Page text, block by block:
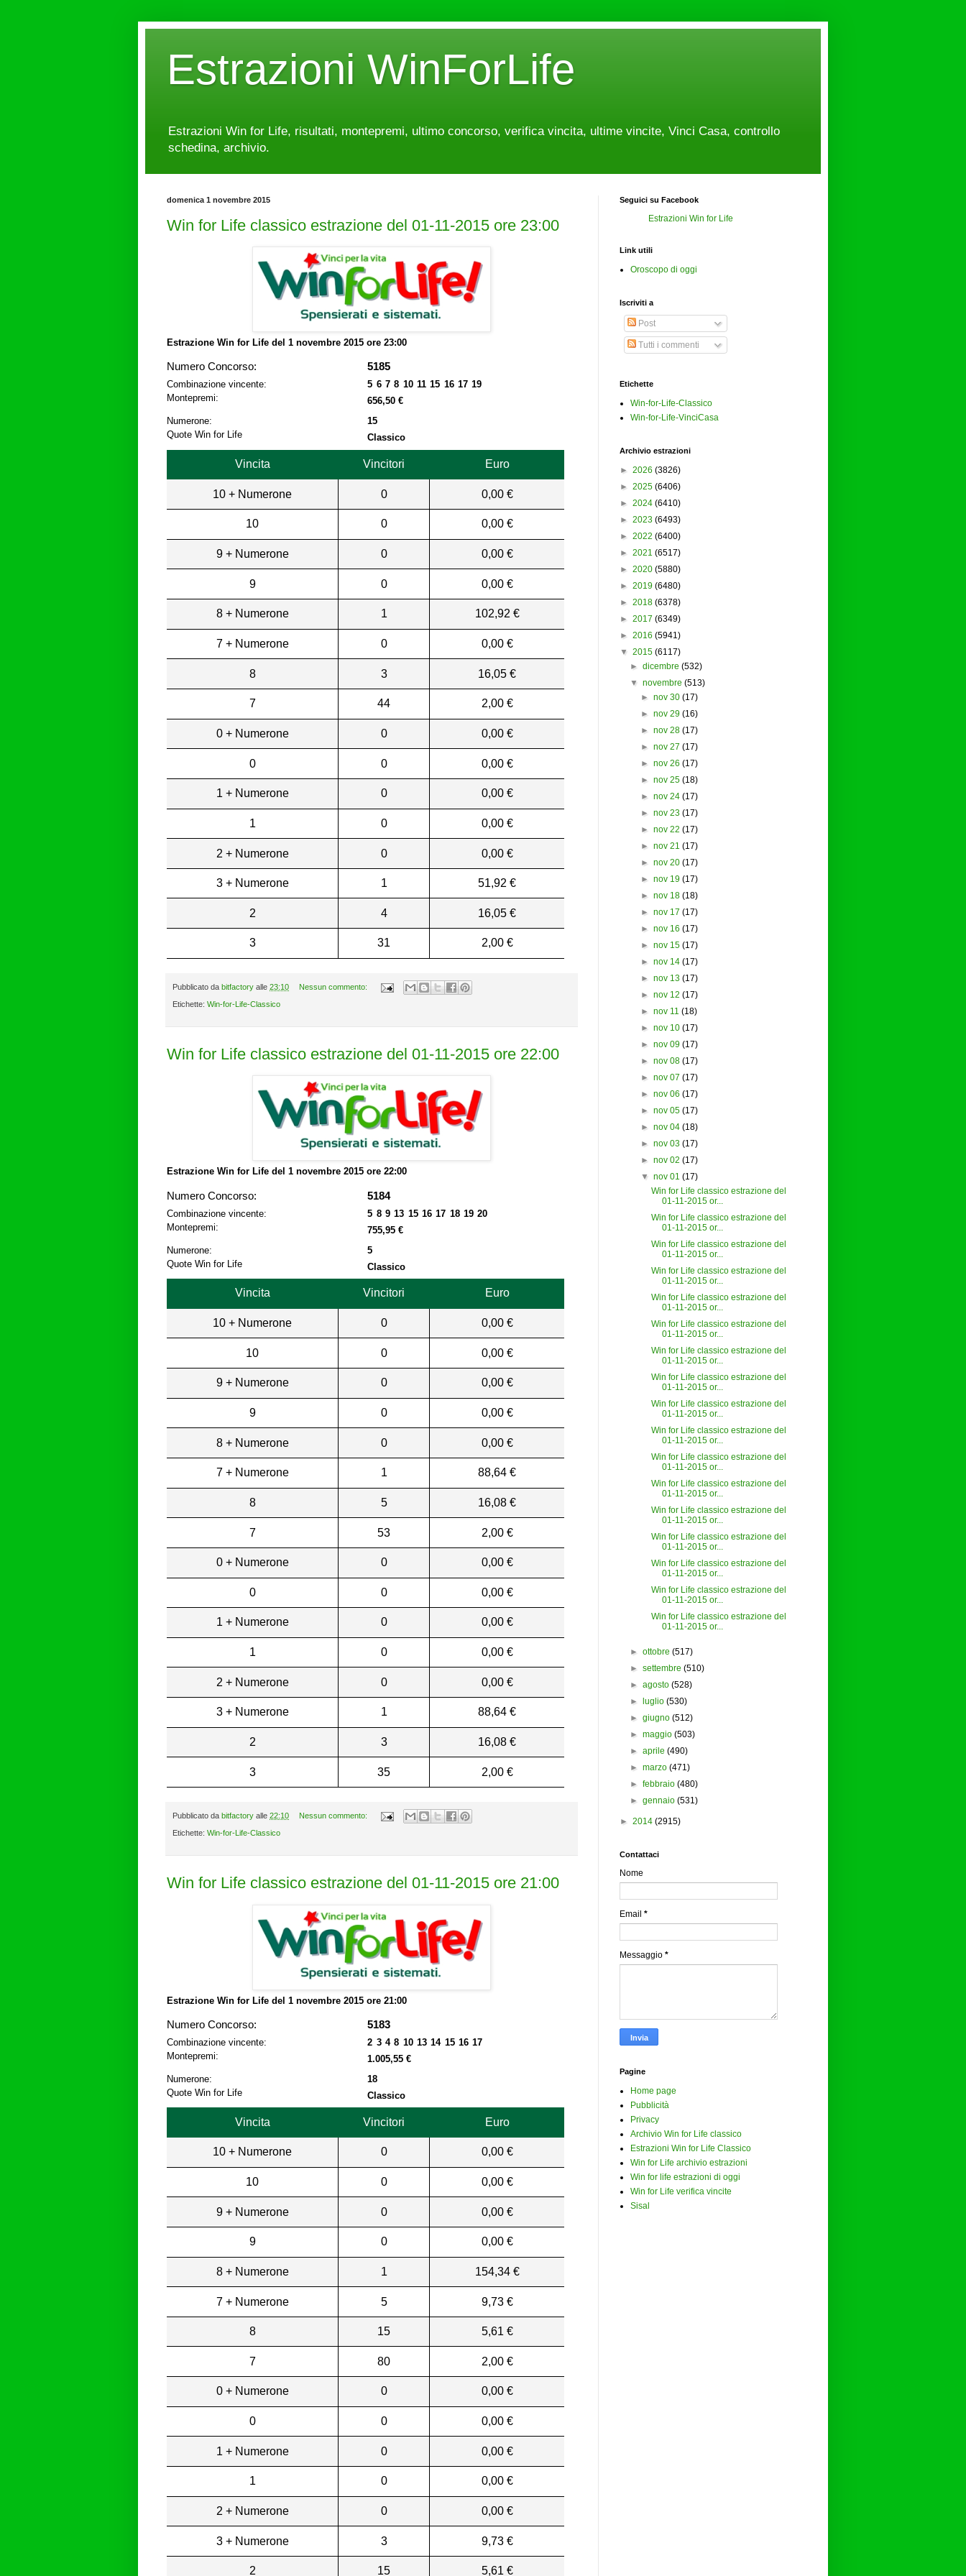
Estrazioni WinForLife
Estrazioni Win for Life, risultati, montepremi, ultimo concorso, verifica vincita, ultime vincite, Vinci Casa, controllo
schedina, archivio.
domenica 1 novembre 2015
Win for Life classico estrazione del 01-11-2015 ore 23:00
Estrazione Win for Life del 1 novembre 2015 ore 23:00
Numero Concorso: 5185
Combinazione vincente:
5 6 7 8 10 11 15 16 17 19
Montepremi:
656,50 €
Numerone:
15
Quote Win for Life
Classico
Vincita Vincitori Euro
10 + Numerone 0 0,00 €
10 0 0,00 €
9 + Numerone 0 0,00 €
9 0 0,00 €
8 + Numerone 1 102,92 €
7 + Numerone 0 0,00 €
8 3 16,05 €
7 44 2,00 €
0 + Numerone 0 0,00 €
0 0 0,00 €
1 + Numerone 0 0,00 €
1 0 0,00 €
2 + Numerone 0 0,00 €
3 + Numerone 1 51,92 €
2 4 16,05 €
3 31 2,00 €
Pubblicato da bitfactory alle 23:10 Nessun commento:
Etichette: Win-for-Life-Classico
Win for Life classico estrazione del 01-11-2015 ore 22:00
Estrazione Win for Life del 1 novembre 2015 ore 22:00
Numero Concorso: 5184
Combinazione vincente:
5 8 9 13 15 16 17 18 19 20
Montepremi:
755,95 €
Numerone:
5
Quote Win for Life
Classico
Vincita Vincitori Euro
10 + Numerone 0 0,00 €
10 0 0,00 €
9 + Numerone 0 0,00 €
9 0 0,00 €
8 + Numerone 0 0,00 €
7 + Numerone 1 88,64 €
8 5 16,08 €
7 53 2,00 €
0 + Numerone 0 0,00 €
0 0 0,00 €
1 + Numerone 0 0,00 €
1 0 0,00 €
2 + Numerone 0 0,00 €
3 + Numerone 1 88,64 €
2 3 16,08 €
3 35 2,00 €
Pubblicato da bitfactory alle 22:10 Nessun commento:
Etichette: Win-for-Life-Classico
Win for Life classico estrazione del 01-11-2015 ore 21:00
Estrazione Win for Life del 1 novembre 2015 ore 21:00
Numero Concorso: 5183
Combinazione vincente:
2 3 4 8 10 13 14 15 16 17
Montepremi:
1.005,55 €
Numerone:
18
Quote Win for Life
Classico
Vincita Vincitori Euro
10 + Numerone 0 0,00 €
10 0 0,00 €
9 + Numerone 0 0,00 €
9 0 0,00 €
8 + Numerone 1 154,34 €
7 + Numerone 5 9,73 €
8 15 5,61 €
7 80 2,00 €
0 + Numerone 0 0,00 €
0 0 0,00 €
1 + Numerone 0 0,00 €
1 0 0,00 €
2 + Numerone 0 0,00 €
3 + Numerone 3 9,73 €
2 15 5,61 €
Seguici su Facebook
Estrazioni Win for Life
Link utili
Oroscopo di oggi
Iscriviti a
Post
Tutti i commenti
Etichette
Win-for-Life-Classico
Win-for-Life-VinciCasa
Archivio estrazioni
► 2026 (3826)
► 2025 (6406)
► 2024 (6410)
► 2023 (6493)
► 2022 (6400)
► 2021 (6517)
► 2020 (5880)
► 2019 (6480)
► 2018 (6378)
► 2017 (6349)
► 2016 (5941)
▼ 2015 (6117)
►dicembre (532)
▼ novembre (513)
► nov 30 (17)
► nov 29 (16)
► nov 28 (17)
► nov 27 (17)
► nov 26 (17)
► nov 25 (18)
► nov 24 (17)
► nov 23 (17)
► nov 22 (17)
► nov 21 (17)
► nov 20 (17)
► nov 19 (17)
► nov 18 (18)
► nov 17 (17)
► nov 16 (17)
► nov 15 (17)
► nov 14 (17)
► nov 13 (17)
► nov 12 (17)
► nov 11 (18)
► nov 10 (17)
► nov 09 (17)
► nov 08 (17)
► nov 07 (17)
► nov 06 (17)
► nov 05 (17)
► nov 04 (18)
► nov 03 (17)
► nov 02 (17)
▼ nov 01 (17)
Win for Life classico estrazione del
01-11-2015 or...
Win for Life classico estrazione del
01-11-2015 or...
Win for Life classico estrazione del
01-11-2015 or...
Win for Life classico estrazione del
01-11-2015 or...
Win for Life classico estrazione del
01-11-2015 or...
Win for Life classico estrazione del
01-11-2015 or...
Win for Life classico estrazione del
01-11-2015 or...
Win for Life classico estrazione del
01-11-2015 or...
Win for Life classico estrazione del
01-11-2015 or...
Win for Life classico estrazione del
01-11-2015 or...
Win for Life classico estrazione del
01-11-2015 or...
Win for Life classico estrazione del
01-11-2015 or...
Win for Life classico estrazione del
01-11-2015 or...
Win for Life classico estrazione del
01-11-2015 or...
Win for Life classico estrazione del
01-11-2015 or...
Win for Life classico estrazione del
01-11-2015 or...
Win for Life classico estrazione del
01-11-2015 or...
►ottobre (517)
►settembre (510)
►agosto (528)
►
luglio (530)
►giugno (512)
►maggio (503)
►aprile (490)
►marzo (471)
►febbraio (480)
►gennaio (531)
► 2014 (2915)
Contattaci
Nome
Email *
Messaggio *
Pagine
Home page
Pubblicità
Privacy
Archivio Win for Life classico
Estrazioni Win for Life Classico
Win for Life archivio estrazioni
Win for life estrazioni di oggi
Win for Life verifica vincite
Sisal